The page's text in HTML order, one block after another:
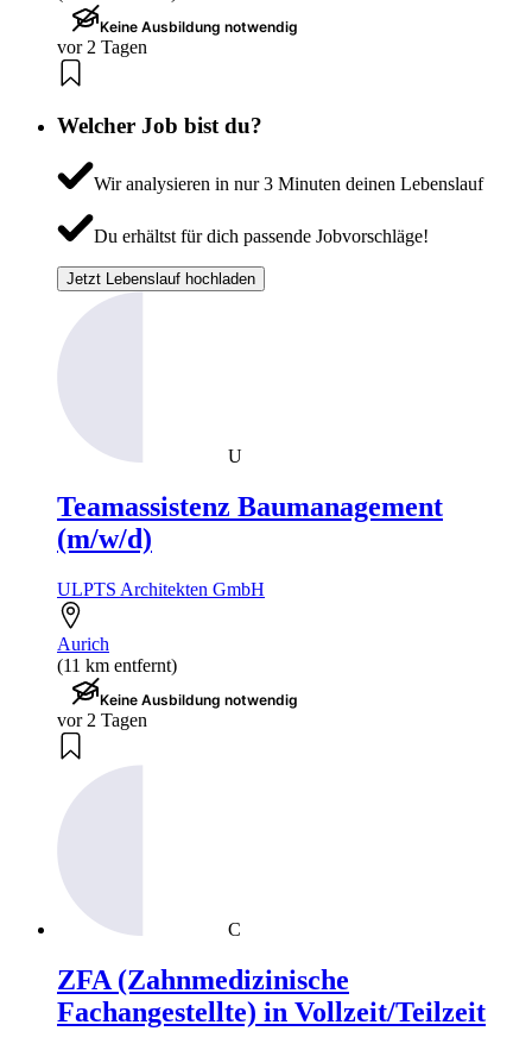
Keine Ausbildung notwendig
vor 2 Tagen
Welcher Job bist du?
Wir analysieren in nur 3 Minuten deinen Lebenslauf
Du erhältst für dich passende Jobvorschläge!
Jetzt Lebenslauf hochladen
U
Teamassistenz Baumanagement
(m/w/d)
ULPTS Architekten GmbH
Aurich
(11 km entfernt)
Keine Ausbildung notwendig
vor 2 Tagen
C
ZFA (Zahnmedizinische
Fachangestellte) in Vollzeit/Teilzeit